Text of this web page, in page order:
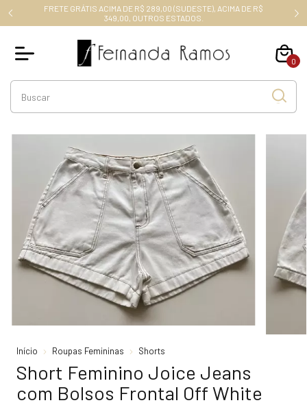
FRETE GRÁTIS ACIMA DE R$ 289,00 (SUDESTE), ACIMA DE R$
349,00, OUTROS ESTADOS.
0
Início Roupas Femininas Shorts
Short Feminino Joice Jeans
com Bolsos Frontal Off White